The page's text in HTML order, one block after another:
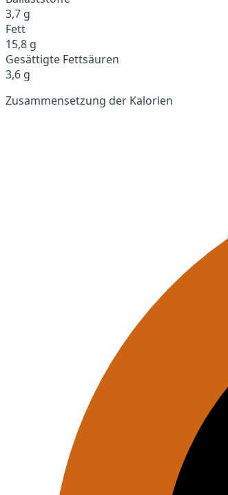
3,7 g
Fett
15,8 g
Gesättigte Fettsäuren
3,6 g
Zusammensetzung der Kalorien